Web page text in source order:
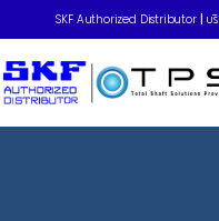
SKF Authorized Distributor บ
งานสัมมนาในหัวข้อ เทค
ทำงาน